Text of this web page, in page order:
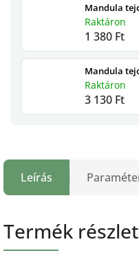
Mandula
Raktáron
1 380 Ft
Mandula
Raktáron
3 130 Ft
Leírás
Termék